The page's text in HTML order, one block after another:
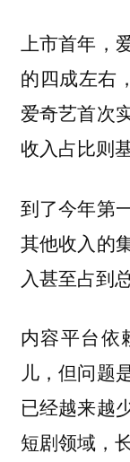
上市首年，
的四成左右
爱奇艺首次
收入占比则
到了今年第
其他收入的
入甚至占到
内容平台依
儿，但问题
已经越来越
短剧领域，